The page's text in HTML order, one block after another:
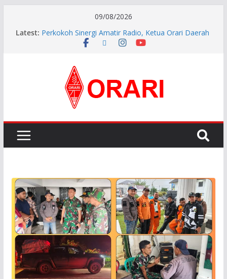
09/08/2026
Latest: Perkokoh Sinergi Amatir Radio, Ketua Orari Daerah
Riau Beserta Jajaran Hadiri Muslok III Bengkalis
Kebencanaan dan Sosial.
INDONESIA AWARD 2026
APG27-3 ( The 3rd Meeting of the APT Conference
Preparatory Group for WRC-27 )
Lokal Bengkalis 2026–2029, Dikukuhkan Langsung